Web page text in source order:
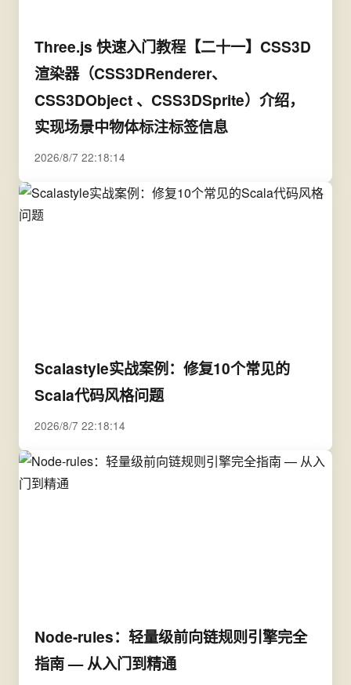
Three.js 快速入门教程【二十一】CSS3D
渲染器（CSS3DRenderer、
CSS3DObject 、CSS3DSprite）介绍，
实现场景中物体标注标签信息
2026/8/7 22:18:14
Scalastyle实战案例：修复10个常见的
Scala代码风格问题
2026/8/7 22:18:14
Node-rules：轻量级前向链规则引擎完全
指南 — 从入门到精通